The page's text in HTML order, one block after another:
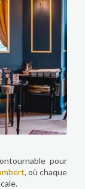
pour
, où chaque